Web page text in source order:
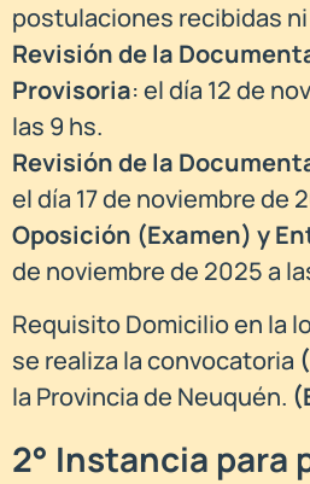
postulaciones recibidas
Revisión de la
Provisoria: el día 12 de
las 9 hs.
Revisión de la
el día 17 de noviembre de
Oposición (Examen) y
de noviembre de 2025 a
Requisito Domicilio en la
se realiza la convocatoria
la Provincia de Neuquén.
2° Instancia para